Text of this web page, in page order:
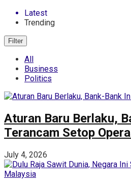
Latest
Trending
Filter
All
Business
Politics
Aturan Baru Berlaku,
Terancam Setop
July 4, 2026